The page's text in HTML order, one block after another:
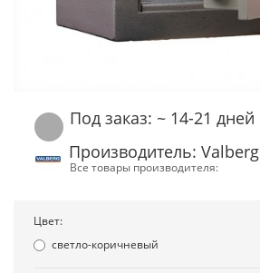
Под заказ: ~ 14-21 дней
Производитель: Valberg
Все товары производителя:
Цвет:
светло-коричневый